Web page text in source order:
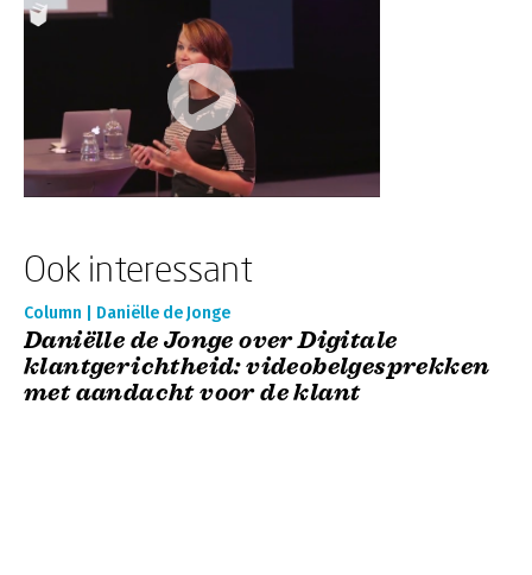
Ook interessant
Column | Daniëlle de Jonge
Daniëlle de Jonge over Digitale
klantgerichtheid: videobelgesprekken
met aandacht voor de klant